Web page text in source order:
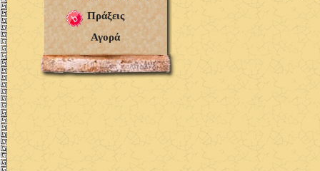
Πράξεις
Αγορά